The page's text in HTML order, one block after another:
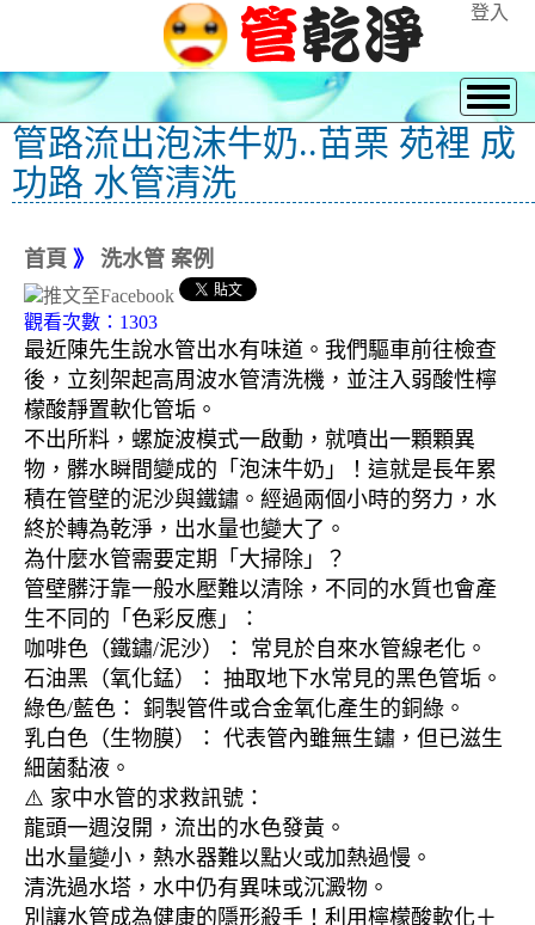
登入
管路流出泡沫牛奶..苗栗 苑裡 成
功路 水管清洗
首頁 》 洗水管 案例
觀看次數：1303
最近陳先生說水管出水有味道。我們驅車前往檢查
後，立刻架起高周波水管清洗機，並注入弱酸性檸
檬酸靜置軟化管垢。
不出所料，螺旋波模式一啟動，就噴出一顆顆異
物，髒水瞬間變成的「泡沫牛奶」！這就是長年累
積在管壁的泥沙與鐵鏽。經過兩個小時的努力，水
終於轉為乾淨，出水量也變大了。
為什麼水管需要定期「大掃除」？
管壁髒汙靠一般水壓難以清除，不同的水質也會產
生不同的「色彩反應」：
咖啡色（鐵鏽/泥沙）： 常見於自來水管線老化。
石油黑（氧化錳）： 抽取地下水常見的黑色管垢。
綠色/藍色： 銅製管件或合金氧化產生的銅綠。
乳白色（生物膜）： 代表管內雖無生鏽，但已滋生
細菌黏液。
⚠️ 家中水管的求救訊號：
龍頭一週沒開，流出的水色發黃。
出水量變小，熱水器難以點火或加熱過慢。
清洗過水塔，水中仍有異味或沉澱物。
別讓水管成為健康的隱形殺手！利用檸檬酸軟化＋